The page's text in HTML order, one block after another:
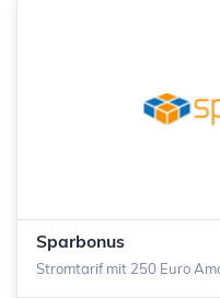
Sparbonus
Stromtarif mit 250 Euro